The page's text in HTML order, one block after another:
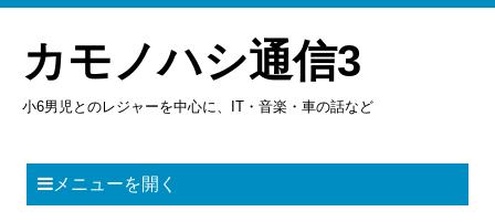
カモノハシ通信3
小6男児とのレジャーを中心に、IT・音楽・車の話など
メニューを開く